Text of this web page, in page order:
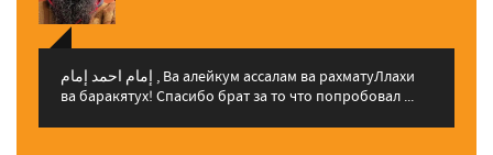
إمام احمد إمام , Ва алейкум ассалам ва рахматуЛлахи
ва баракятух! Спасибо брат за то что попробовал ...